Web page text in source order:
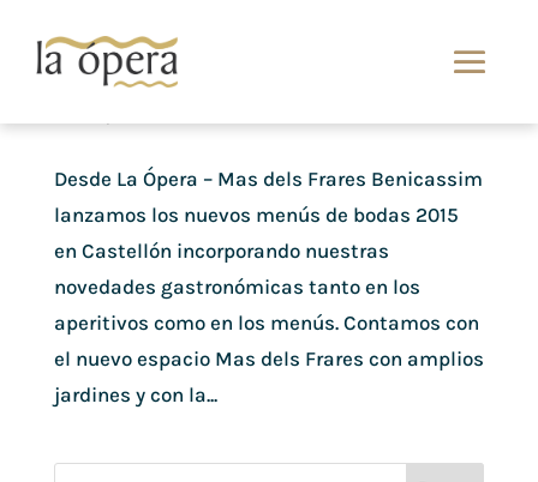
Nuevos menús 2015
Desde La Ópera – Mas dels Frares Benicassim
lanzamos los nuevos menús de bodas 2015
en Castellón incorporando nuestras
novedades gastronómicas tanto en los
aperitivos como en los menús. Contamos con
el nuevo espacio Mas dels Frares con amplios
jardines y con la...